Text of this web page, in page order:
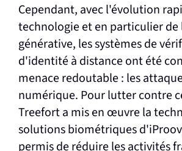
Cependant, avec l'évolution
technologie et en particulier de
générative, les systèmes de
d'identité à distance ont été
menace redoutable : les
numérique. Pour lutter contre
Treefort a mis en œuvre la
solutions biométriques
permis de réduire les activités